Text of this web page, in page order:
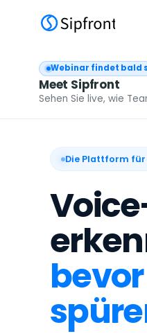
Webinar findet bald
Meet Sipfront
Sehen Sie live, wie
Die Plattform